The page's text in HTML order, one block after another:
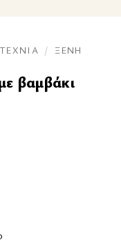
/ ΞΈΝΗ
βαμβάκι